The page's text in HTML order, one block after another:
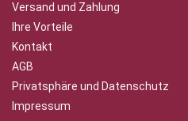
Versand und Zahlung
Ihre Vorteile
Kontakt
AGB
Privatsphäre und Datenschutz
Impressum